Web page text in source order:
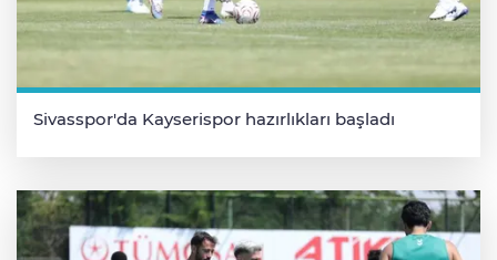
Sivasspor'da Kayserispor hazırlıkları başladı